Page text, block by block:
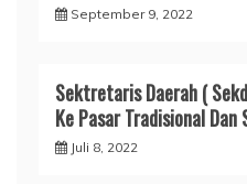
September 9, 2022
Sektretaris Daerah (
Ke Pasar Tradisional
Juli 8, 2022